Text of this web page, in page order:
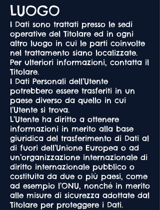
LUOGO
I Dati sono trattati presso le sedi
operative del Titolare ed in ogni
altro luogo in cui le parti coinvolte
nel trattamento siano localizzate.
Per ulteriori informazioni, contatta il
Titolare.
I Dati Personali dell’Utente
potrebbero essere trasferiti in un
paese diverso da quello in cui
l’Utente si trova.
L’Utente ha diritto a ottenere
informazioni in merito alla base
giuridica del trasferimento di Dati al
di fuori dell’Unione Europea o ad
un’organizzazione internazionale di
diritto internazionale pubblico o
costituita da due o più paesi, come
ad esempio l’ONU, nonché in merito
alle misure di sicurezza adottate dal
Titolare per proteggere i Dati.